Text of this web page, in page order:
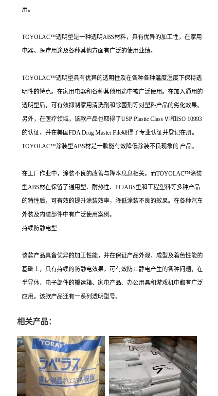
用。
TOYOLAC™透明型是一种透明ABS材料，具有优异的加工性，在家用
电器、医疗用途及各种其他方面有广泛的使用业绩。
TOYOLAC™透明型具有优异的透明性及在各种各种温度湿度下保持透
明性的特点。在家用电器和各种其他用途中被广泛使用。在加入通用的
透明型后，可有效抑制家用清洗剂和除菌剂等对塑料产品的劣化效果。
另外，在医疗领域，该款产品也取得了USP Plastic Class Ⅵ和ISO 10993
的认证，并在美国FDA Drug Master File取得了专业认证并登记在册。
TOYOLAC™涂装型ABS材是一款能有效降低涂装不良现象的 产品。
在工厂作业中，涂装不良的改善与降本息息相关。而TOYOLAC™涂装
型ABS材在保留了通用型、耐热性、PC/ABS型和工程塑料等多种产品
的特性后，可有效的提升涂装效率，降低涂装不良的效果。在各种汽车
外装及内装部件中有广泛使用案例。
持续防静电型
该款产品具备优异的加工性能，并在保证产品外观、成型及着色性能的
基础上，具有持续的防静电效果，可有效防止静电产生的各种问题，在
半导体、电子部件的搬运箱、家电产品、办公用具和游戏机中都有广泛
应用。该款产品还有一系列透明型号。
相关产品：